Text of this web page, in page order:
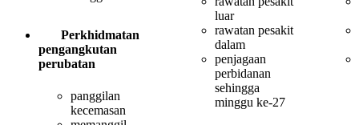
Perkhidmatan
pengangkutan
perubatan
panggilan
kecemasan
luar
rawatan pesakit
dalam
penjagaan
perbidanan
sehingga
minggu ke-27